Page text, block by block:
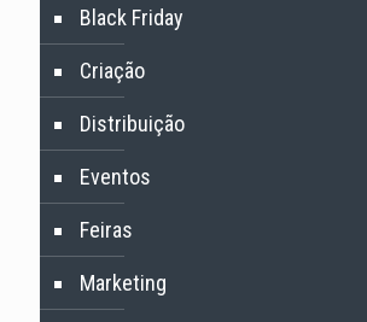
Black Friday
Criação
Distribuição
Eventos
Feiras
Marketing